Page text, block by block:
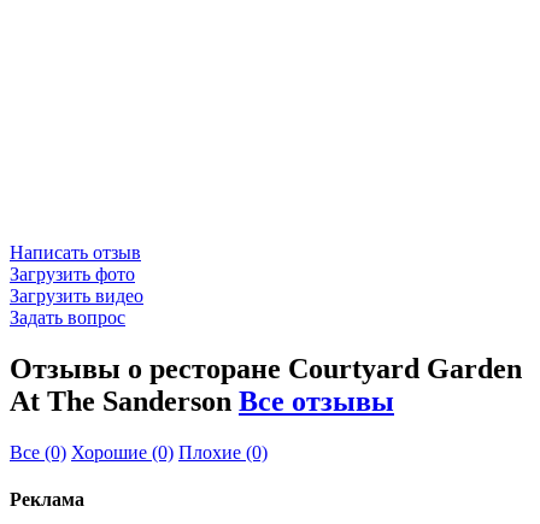
Написать отзыв
Загрузить фото
Загрузить видео
Задать вопрос
Отзывы о ресторане Courtyard Garden
At The Sanderson Все отзывы
Все (0) Хорошие (0) Плохие (0)
Реклама